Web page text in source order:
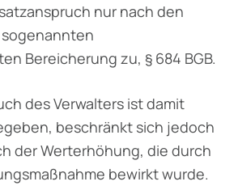
nur nach den
Bereicherung zu, § 684 BGB.
des Verwalters ist damit
beschränkt sich jedoch
der Werterhöhung, die durch
bewirkt wurde.